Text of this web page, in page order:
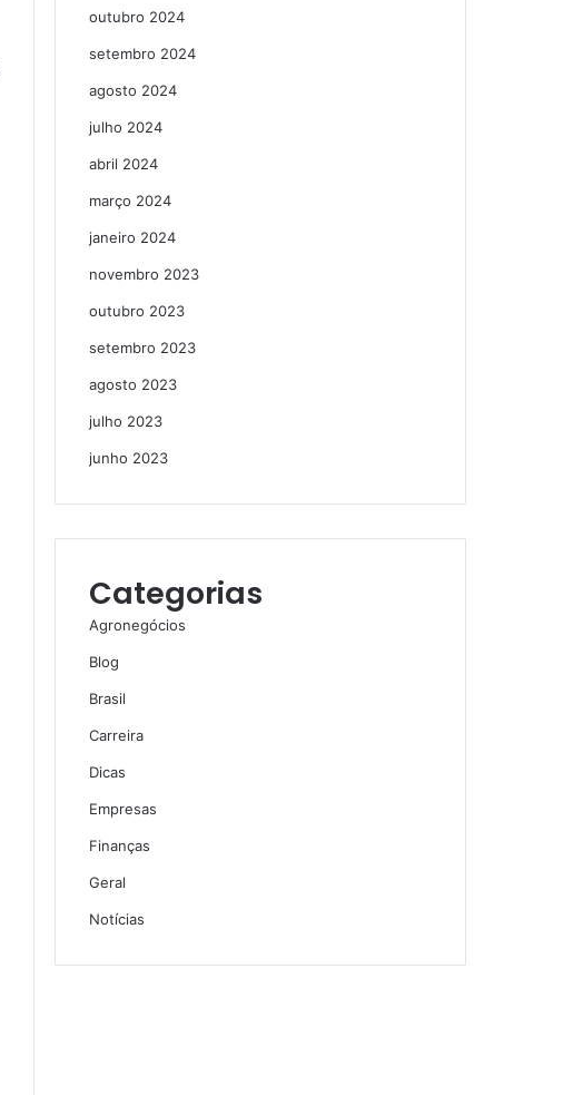
outubro 2024
setembro 2024
agosto 2024
julho 2024
abril 2024
março 2024
janeiro 2024
novembro 2023
outubro 2023
setembro 2023
agosto 2023
julho 2023
junho 2023
Categorias
Agronegócios
Blog
Brasil
Carreira
Dicas
Empresas
Finanças
Geral
Notícias